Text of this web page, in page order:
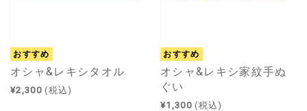
おすすめ
オシャ&レキシタオル
¥2,300 (税込)
おすすめ
オシャ&レキシ家紋手ぬ
ぐい
¥1,300 (税込)